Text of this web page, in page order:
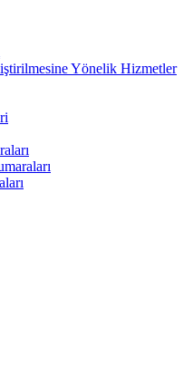
Yönelik Hizmetler